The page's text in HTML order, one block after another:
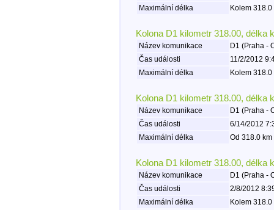
Maximální délka
Kolem
Kolona D1 kilometr 318.00, délka
Název komunikace
D1 (Praha -
Čas události
11/2/2012
Maximální délka
Kolem
Kolona D1 kilometr 318.00, délka
Název komunikace
D1 (Praha -
Čas události
6/14/2012
Maximální délka
Od 318.0
Kolona D1 kilometr 318.00, délka
Název komunikace
D1 (Praha -
Čas události
2/8/2012
Maximální délka
Kolem